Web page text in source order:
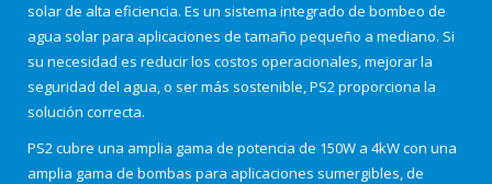
solar de alta eficiencia. Es un sistema integrado de bombeo de
agua solar para aplicaciones de tamaño pequeño a mediano. Si
su necesidad es reducir los costos operacionales, mejorar la
seguridad del agua, o ser más sostenible, PS2 proporciona la
solución correcta.
PS2 cubre una amplia gama de potencia de 150W a 4kW con una
amplia gama de bombas para aplicaciones sumergibles,de